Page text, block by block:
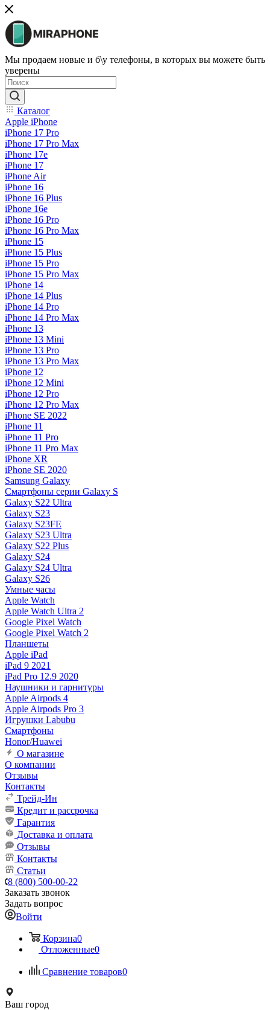
Мы продаем новые и б\у телефоны, в которых вы можете быть
уверены
Каталог
Apple iPhone
iPhone 17 Pro
iPhone 17 Pro Max
iPhone 17e
iPhone 17
iPhone Air
iPhone 16
iPhone 16 Plus
iPhone 16e
iPhone 16 Pro
iPhone 16 Pro Max
iPhone 15
iPhone 15 Plus
iPhone 15 Pro
iPhone 15 Pro Max
iPhone 14
iPhone 14 Plus
iPhone 14 Pro
iPhone 14 Pro Max
iPhone 13
iPhone 13 Mini
iPhone 13 Pro
iPhone 13 Pro Max
iPhone 12
iPhone 12 Mini
iPhone 12 Pro
iPhone 12 Pro Max
iPhone SE 2022
iPhone 11
iPhone 11 Pro
iPhone 11 Pro Max
iPhone XR
iPhone SE 2020
Samsung Galaxy
Смартфоны серии Galaxy S
Galaxy S22 Ultra
Galaxy S23
Galaxy S23FE
Galaxy S23 Ultra
Galaxy S22 Plus
Galaxy S24
Galaxy S24 Ultra
Galaxy S26
Умные часы
Apple Watch
Apple Watch Ultra 2
Google Pixel Watch
Google Pixel Watch 2
Планшеты
Apple iPad
iPad 9 2021
iPad Pro 12.9 2020
Наушники и гарнитуры
Apple Airpods 4
Apple Airpods Pro 3
Игрушки Labubu
Смартфоны
Honor/Huawei
О магазине
О компании
Отзывы
Контакты
Трейд-Ин
Кредит и рассрочка
Гарантия
Доставка и оплата
Отзывы
Контакты
Статьи
8 (800) 500-00-22
Заказать звонок
Задать вопрос
Войти
Корзина0
Отложенные0
Сравнение товаров0
Ваш город